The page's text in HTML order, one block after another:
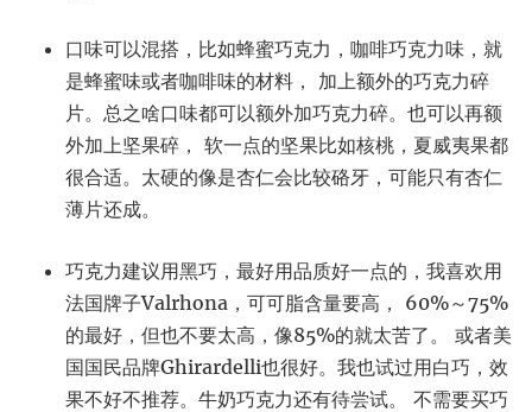
口味可以混搭，比如蜂蜜巧克力，咖啡巧克力味，就
是蜂蜜味或者咖啡味的材料， 加上额外的巧克力碎
片。总之啥口味都可以额外加巧克力碎。也可以再额
外加上坚果碎， 软一点的坚果比如核桃，夏威夷果都
很合适。太硬的像是杏仁会比较硌牙，可能只有杏仁
薄片还成。
巧克力建议用黑巧，最好用品质好一点的，我喜欢用
法国牌子Valrhona，可可脂含量要高， 60%～75%
的最好，但也不要太高，像85%的就太苦了。 或者美
国国民品牌Ghirardelli也很好。我也试过用白巧，效
果不好不推荐。牛奶巧克力还有待尝试。 不需要买巧